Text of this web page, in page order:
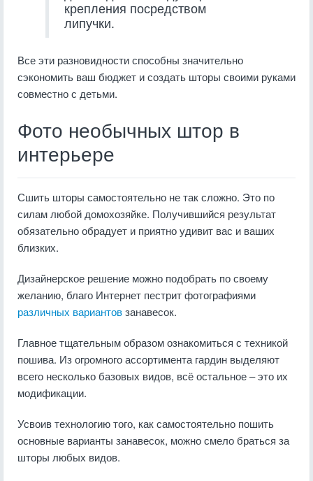
крепления посредством
липучки.
Все эти разновидности способны значительно
сэкономить ваш бюджет и создать шторы своими руками
совместно с детьми.
Фото необычных штор в
интерьере
Сшить шторы самостоятельно не так сложно. Это по
силам любой домохозяйке. Получившийся результат
обязательно обрадует и приятно удивит вас и ваших
близких.
Дизайнерское решение можно подобрать по своему
желанию, благо Интернет пестрит фотографиями
различных вариантовзанавесок.
Главное тщательным образом ознакомиться с техникой
пошива. Из огромного ассортимента гардин выделяют
всего несколько базовых видов, всё остальное – это их
модификации.
Усвоив технологию того, как самостоятельно пошить
основные варианты занавесок, можно смело браться за
шторы любых видов.